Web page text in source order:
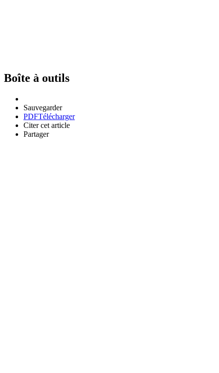
Boîte à outils
Sauvegarder
PDFTélécharger
Citer cet article
Partager